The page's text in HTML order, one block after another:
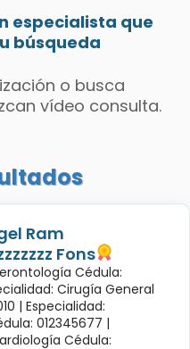
especialista que
búsqueda
o busca
vídeo consulta.
Ram
Fons
Cédula:
Cirugía General
| Especialidad:
012345677 |
Cédula: